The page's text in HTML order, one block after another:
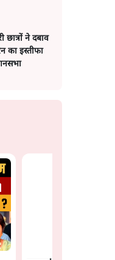
ने दबाव
का इस्तीफा